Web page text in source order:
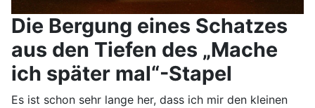
Die Bergung eines Schatzes
aus den Tiefen des „Mache
ich später mal“-Stapel
Es ist schon sehr lange her, dass ich mir den kleinen